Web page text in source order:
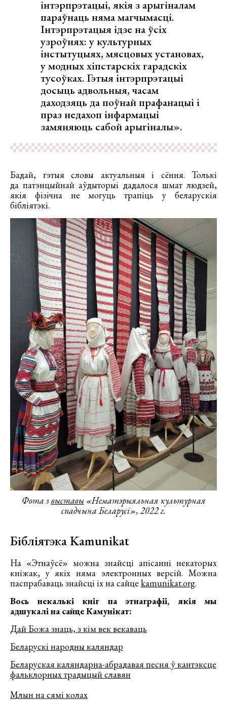
інтэрпрэтацыі, якія з арыгіналам
параўнаць няма магчымасці.
Інтэрпрэтацыя ідзе на ўсіх
узроўнях: у культурных
інстытуцыях, мясцовых установах,
у модных хіпстарскіх гарадскіх
тусоўках. Гэтыя інтэрпрэтацыі
досыць адвольныя, часам
даходзяць да поўнай прафанацыі і
праз недахоп інфармацыі
замяняюць сабой арыгіналы».
Бадай, гэтыя словы актуальныя і сёння. Толькі
да патэнцыйнай аўдыторыі дадалося шмат людзей,
якія фізічна не могуць трапіць у беларускія
бібліятэкі.
Фота звыставы«Нематэрыяльная культурная
спадчына Беларусі», 2022 г.
Бібліятэка Kamunikat
На «Этнаўсё» можна знайсці апісанні некаторых
кніжак, у якіх няма электронных версій. Можна
паспрабаваць знайсці іх на сайце kamunikat.org.
Вось некалькі кніг па этнаграфіі, якія мы
адшукалі на сайце Камунікат:
Дай Божа знаць, з кім век векаваць
Беларускі народны каляндар
Беларуская каляндарна-абрадавая песня ў кантэксце
фальклорных традыцый славян
Млын на сямі колах